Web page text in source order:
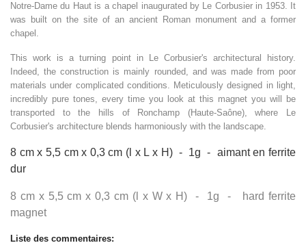
Notre-Dame du Haut is a chapel inaugurated by Le Corbusier in 1953. It
was built on the site of an ancient Roman monument and a former
chapel.
This work is a turning point in Le Corbusier's architectural history.
Indeed, the construction is mainly rounded, and was made from poor
materials under complicated conditions. Meticulously designed in light,
incredibly pure tones, every time you look at this magnet you will be
transported to the hills of Ronchamp (Haute-Saône), where Le
Corbusier's architecture blends harmoniously with the landscape.
8 cm x 5,5 cm x 0,3 cm (l x L x H) - 1g - aimant en ferrite
dur
8 cm x 5,5 cm x 0,3 cm (l x W x H) - 1g - hard ferrite
magnet
Liste des commentaires: